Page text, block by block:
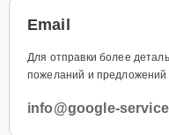
Email
Для отправки более
пожеланий и предложений
info@google-